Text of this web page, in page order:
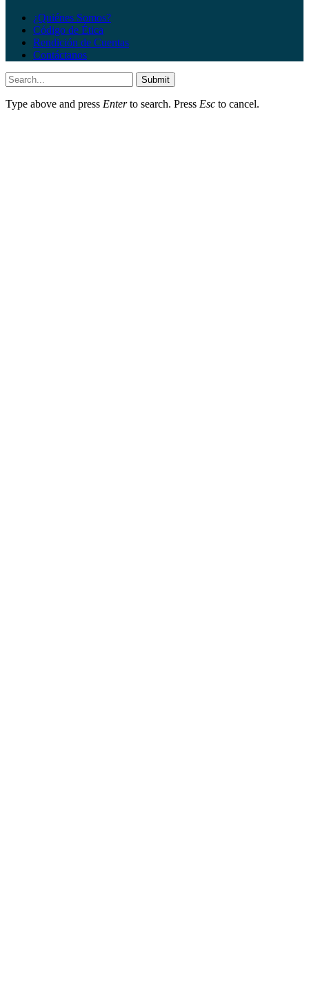
¿Quiénes Somos?
Código de Ética
Rendición de Cuentas
Contáctanos
Submit
Type above and press Enterto search. Press Esc to cancel.